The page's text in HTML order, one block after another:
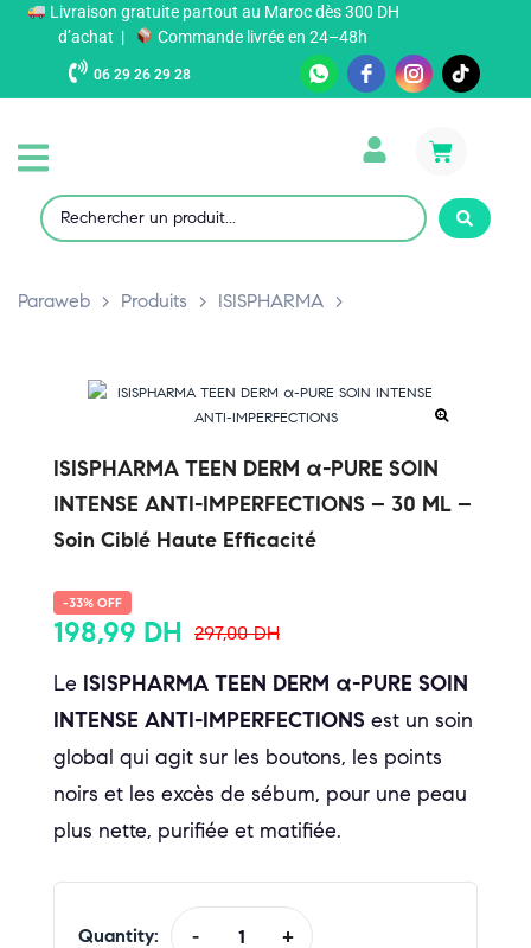
Livraison gratuite partout au Maroc dès 300 DH
d’achat |
Commande livrée en 24–48h
06 29 26 29 28
Paraweb > Produits > ISISPHARMA >
ISISPHARMA TEEN DERM α-PURE SOIN
INTENSE ANTI-IMPERFECTIONS – 30 ML –
Soin Ciblé Haute Efficacité
-33% OFF
297,00DH
198,99 DH
Le ISISPHARMA TEEN DERM α-PURE SOIN
INTENSE ANTI-IMPERFECTIONS est un soin
global qui agit sur les boutons, les points
noirs et les excès de sébum, pour une peau
plus nette, purifiée et matifiée.
Quantity: - +